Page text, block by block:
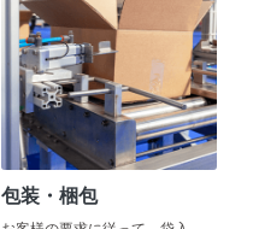
包装・梱包